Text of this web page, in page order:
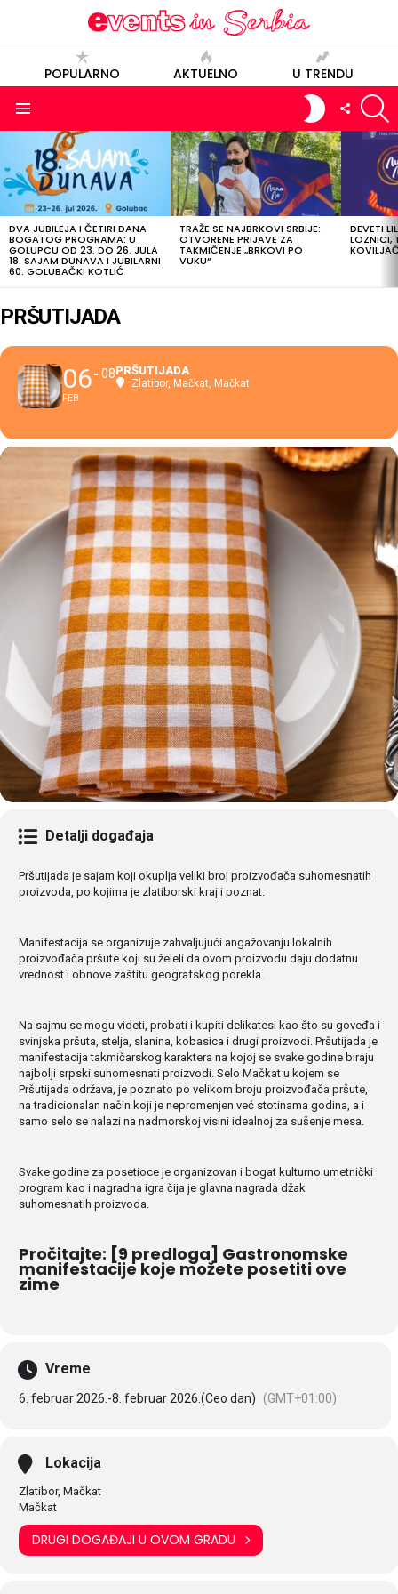
POPULARNO AKTUELNO U TRENDU
SWITCH
SKIN
FOLLOW
US
POSLEDNJE
OBJAVE
DVA JUBILEJA I ČETIRI DANA
BOGATOG PROGRAMA: U
GOLUPCU OD 23. DO 26. JULA
18. SAJAM DUNAVA I JUBILARNI
60. GOLUBAČKI KOTLIĆ
TRAŽE SE NAJBRKOVI SRBIJE:
OTVORENE PRIJAVE ZA
TAKMIČENJE „BRKOVI PO
VUKU“
DEVETI
LOZNICI,
PRŠUTIJADA
06
FEB
08PRŠUTIJADA
Zlatibor, Mačkat , Mačkat
Detalji događaja
Pršutijada je sajam koji okuplja veliki broj proizvođača suhomesnatih
proizvoda, po kojima je zlatiborski kraj i poznat.
Manifestacija se organizuje zahvaljujući angažovanju lokalnih
proizvođača pršute koji su želeli da ovom proizvodu daju dodatnu
vrednost i obnove zaštitu geografskog porekla.
Na sajmu se mogu videti, probati i kupiti delikatesi kao što su goveđa i
svinjska pršuta, stelja, slanina, kobasica i drugi proizvodi. Pršutijada je
manifestacija takmičarskog karaktera na kojoj se svake godine biraju
najbolji srpski suhomesnati proizvodi. Selo Mačkat u kojem se
Pršutijada održava, je poznato po velikom broju proizvođača pršute,
na tradicionalan način koji je nepromenjen već stotinama godina, a i
samo selo se nalazi na nadmorskoj visini idealnoj za sušenje mesa.
Svake godine za posetioce je organizovan i bogat kulturno umetnički
program kao i nagradna igra čija je glavna nagrada džak
suhomesnatih proizvoda.
Pročitajte: [9 predloga] Gastronomske
manifestacije koje možete posetiti ove
zime
Vreme
6. februar 2026. -8. februar 2026. (Ceo dan) (GMT+01:00)
Lokacija
Zlatibor, Mačkat
Mačkat
DRUGI DOGAĐAJI U OVOM GRADU